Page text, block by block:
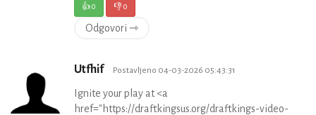
👍0 👎0
Odgovori ⇾
Utfhif Postavljeno 04-03-2026 05:43:31
Ignite your play at <a
href="https://draftkingsus.org/draftkings-video-